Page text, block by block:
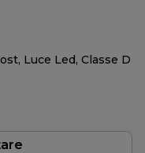
Luce Led, Classe D